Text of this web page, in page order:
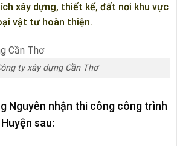
xây dựng, thiết kế, đất nơi khu vực
vật tư hoàn thiện.
ty xây dựng Cần Thơ
Nguyên nhận thi công công trình
sau: